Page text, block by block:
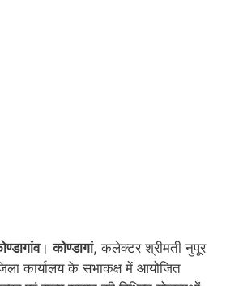
।कोण्डागां, कलेक्टर श्रीमती नुपूर
कार्यालय के सभाकक्ष में आयोजित